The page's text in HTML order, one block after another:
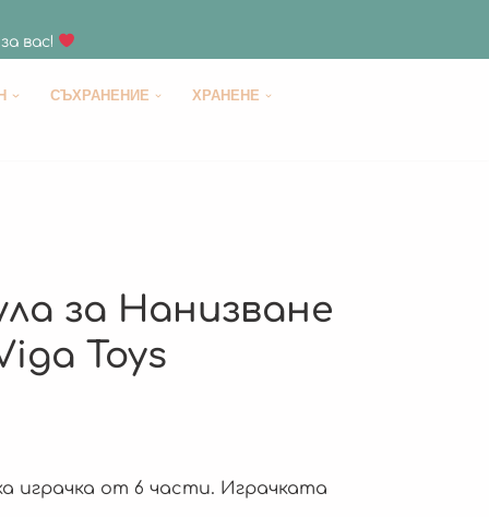
вас!
СЪХРАНЕНИЕ ХРАНЕНЕ
за Нанизване
Toys
играчка от 6 части. Играчката